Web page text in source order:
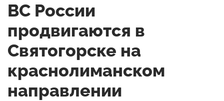
ВС России
продвигаются в
Святогорске на
краснолиманском
направлении